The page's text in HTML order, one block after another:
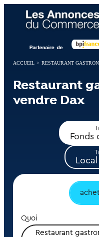
ACCUEIL > RESTAURANT
Restaurant
vendre Dax
Fonds
Quoi
Restaurant
Panneau de gestion des